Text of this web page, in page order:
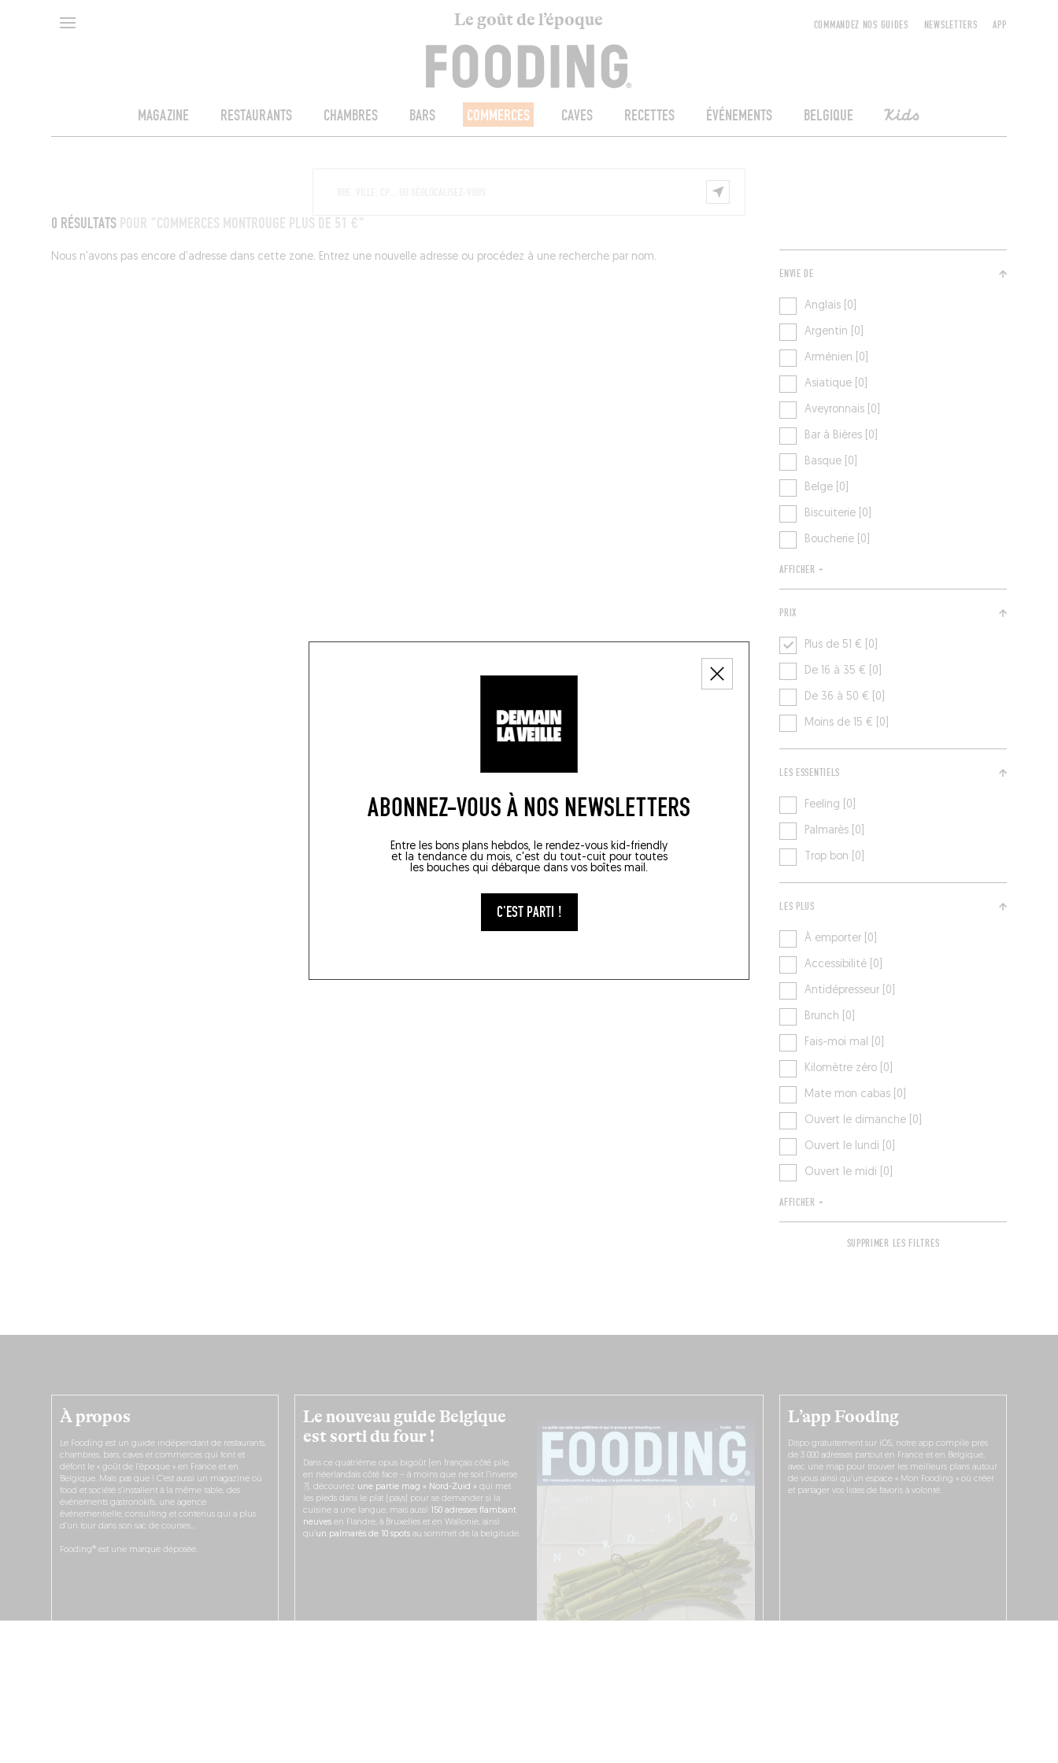
Le goût de l’époque
MAGAZINE RESTAURANTS CHAMBRES BARS COMMERCES CAVES RECETTES ÉVÉNEMENTS BELGIQUE Kids
COMMANDEZ NOS GUIDES NEWSLETTERS APP
ABONNEZ-VOUS À NOS NEWSLETTERS
Entre les bons plans hebdos, le rendez-vous kid-friendly
et la tendance du mois, c'est du tout-cuit pour toutes
les bouches qui débarque dans vos boîtes mail.
C'EST PARTI !
0 RÉSULTATS POUR "COMMERCES MONTROUGE PLUS DE 51 €"
Nous n’avons pas encore d’adresse dans cette zone. Entrez une nouvelle adresse ou procédez à une recherche par nom.
ENVIE DE
Anglais [0]
Argentin [0]
Arménien [0]
Asiatique [0]
Aveyronnais [0]
Bar à Bières [0]
Basque [0]
Belge [0]
Biscuiterie [0]
Boucherie [0]
AFFICHER +
PRIX
De 16 à 35 € [0]
De 36 à 50 € [0]
Moins de 15 € [0]
Plus de 51 € [0]
LES ESSENTIELS
Feeling [0]
Palmarès [0]
Trop bon [0]
LES PLUS
À emporter [0]
Accessibilité [0]
Antidépresseur [0]
Brunch [0]
Fais-moi mal [0]
Kilomètre zéro [0]
Mate mon cabas [0]
Ouvert le dimanche [0]
Ouvert le lundi [0]
Ouvert le midi [0]
AFFICHER +
SUPPRIMER LES FILTRES
Le nouveau guide Belgique
est sorti du four !
Dans ce quatrième opus bigoût (en français côté pile,
en néerlandais côté face – à moins que ne soit l’inverse
?), découvrez une partie mag « Nord-Zuid » qui met
les pieds dans le plat (pays) pour se demander si la
cuisine a une langue, mais aussi
150 adresses flambant
neuvesen Flandre, à Bruxelles et en Wallonie, ainsi
qu’ un palmarès de 10 spotsau sommet de la belgitude.
À propos
Le Fooding est un guide indépendant de restaurants,
chambres, bars, caves et commerces qui font et
défont le « goût de l’époque » en France et en
Belgique. Mais pas que ! C’est aussi un magazine où
food et société s’installent à la même table, des
événements gastronokifs, une agence
événementielle, consulting et contenus qui a plus
d’un tour dans son sac de courses…
Fooding® est une marque déposée.
L’app Fooding
Dispo gratuitement sur iOS, notre app compile près
de 3 000 adresses partout en France et en Belgique,
avec une map pour trouver les meilleurs plans autour
de vous ainsi qu’un espace « Mon Fooding » où créer
et partager vos listes de favoris à volonté.